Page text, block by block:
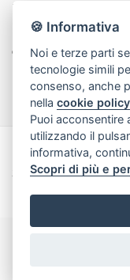
Funebre
Laurea
Coroncine
Festa Della Mamma
Made with byInfoser.it
2026
🍪 Informativa
Noi e terze parti
tecnologie simili
consenso, anche
nellacookie policy
Puoi acconsentire
utilizzando il
informativa,
Scopri di più e